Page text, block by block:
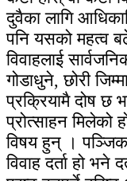
दुवैका लागि
पनि यसको महत्व
विवाहलाई
गोडाधुने, छोरी
प्रक्रियामै दोष छ
प्रोत्साहन मिलेको
विषय हुन् ।
विवाह दर्ता हो भने